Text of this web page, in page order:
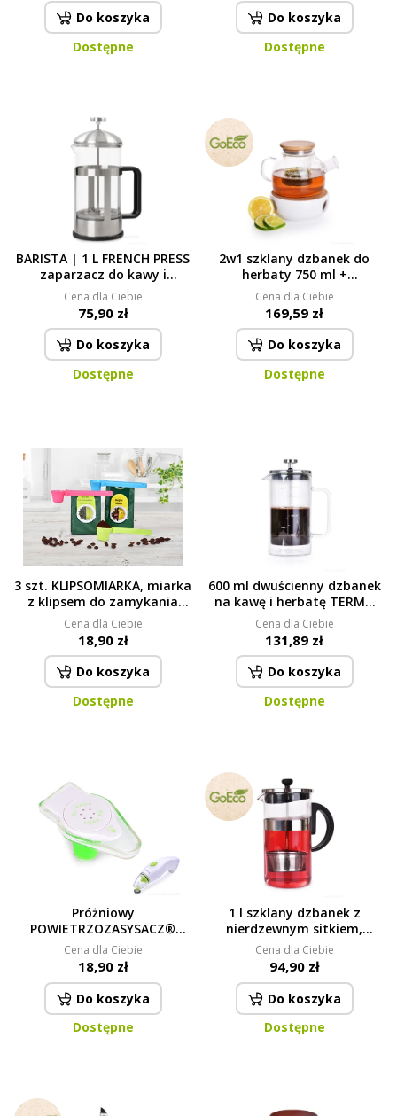
Do koszyka
Dostępne
Do koszyka
Dostępne
BARISTA | 1 L FRENCH PRESS
zaparzacz do kawy i
herbaty z borokrzemowego
szkła | stalowy
Cena dla Ciebie
75,90 zł
Do koszyka
Dostępne
2w1 szklany dzbanek do
herbaty 750 ml +
podgrzewacz ceramiczny,
BOROSIL GLASS
Cena dla Ciebie
169,59 zł
Do koszyka
Dostępne
3 szt. KLIPSOMIARKA, miarka
z klipsem do zamykania
woreczka
Cena dla Ciebie
18,90 zł
Do koszyka
Dostępne
600 ml dwuścienny dzbanek
na kawę i herbatę TERMO
FRENCH PRESS
Cena dla Ciebie
131,89 zł
Do koszyka
Dostępne
Próżniowy
POWIETRZOZASYSACZ®
korek do butelek
Cena dla Ciebie
18,90 zł
Do koszyka
Dostępne
1 l szklany dzbanek z
nierdzewnym sitkiem,
BOROSIL GLASS
Cena dla Ciebie
94,90 zł
Do koszyka
Dostępne